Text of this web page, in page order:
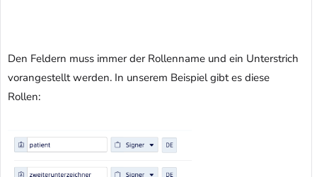
Den Feldern muss immer der Rollenname und ein Unterstrich
vorangestellt werden. In unserem Beispiel gibt es diese
Rollen: